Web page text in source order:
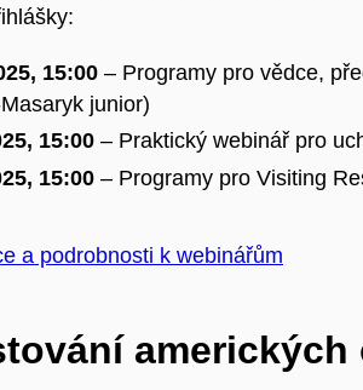
15:00 – Programy pro vědce,
junior)
15:00 – Praktický webinář pro
15:00 – Programy pro Visiting
a podrobnosti k webinářům